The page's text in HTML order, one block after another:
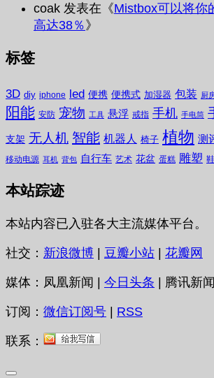
coak 发表在《Mistbox可以将你
高达38％ 》
标签
3D diy iphone led 便携 便携式 加湿器 包装 厨
阳能 安防 宠物 工具 悬浮 戒指 手机 手电筒
支架 无人机 智能 机器人 椅子 植物 测
移动电源 耳机 背包 自行车 艺术 花盆 蛋糕 雕塑
本站踪迹
本站内容已入驻各大主流媒体平台。
社交： 新浪微博 | 豆瓣小站 | 花瓣网
媒体：凤凰新闻 | 今日头条 | 腾讯新闻
订阅： 微信订阅号 RSS
联系：